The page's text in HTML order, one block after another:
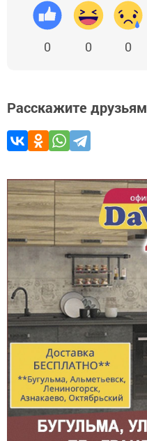
0 0 0
Расскажите друзьям